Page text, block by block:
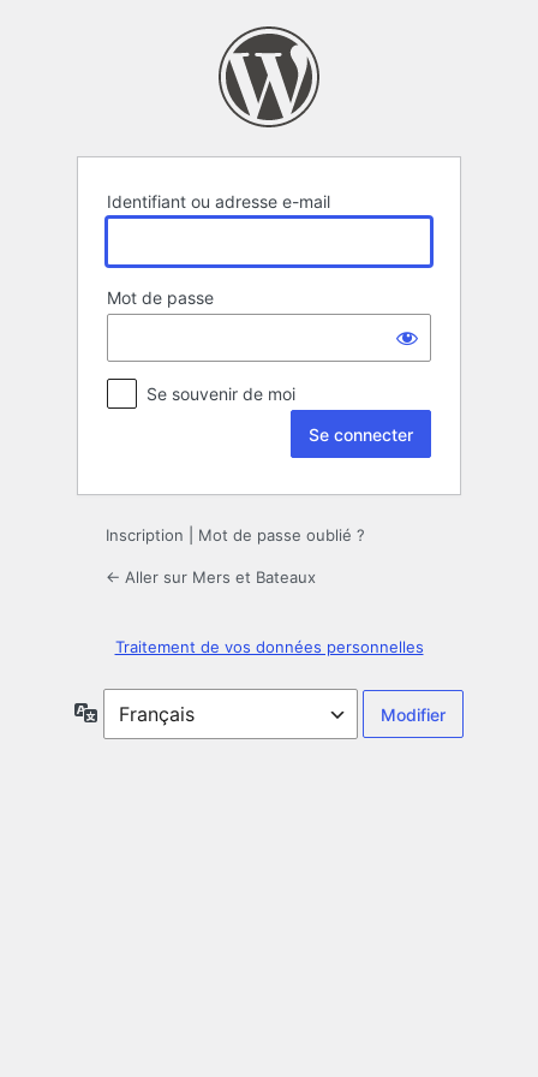
Identifiant ou adresse e-mail
Mot de passe
Se souvenir de moi
Inscription Mot de passe oublié ?
← Aller sur Mers et Bateaux
Traitement de vos données personnelles
Langue